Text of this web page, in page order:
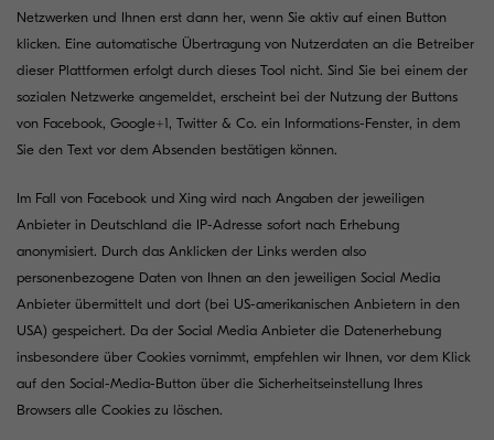
Netzwerken und Ihnen erst dann her, wenn Sie aktiv auf einen Button
klicken. Eine automatische Übertragung von Nutzerdaten an die Betreiber
dieser Plattformen erfolgt durch dieses Tool nicht. Sind Sie bei einem der
sozialen Netzwerke angemeldet, erscheint bei der Nutzung der Buttons
von Facebook, Google+1, Twitter & Co. ein Informations-Fenster, in dem
Sie den Text vor dem Absenden bestätigen können.
Im Fall von Facebook und Xing wird nach Angaben der jeweiligen
Anbieter in Deutschland die IP-Adresse sofort nach Erhebung
anonymisiert. Durch das Anklicken der Links werden also
personenbezogene Daten von Ihnen an den jeweiligen Social Media
Anbieter übermittelt und dort (bei US-amerikanischen Anbietern in den
USA) gespeichert. Da der Social Media Anbieter die Datenerhebung
insbesondere über Cookies vornimmt, empfehlen wir Ihnen, vor dem Klick
auf den Social-Media-Button über die Sicherheitseinstellung Ihres
Browsers alle Cookies zu löschen.